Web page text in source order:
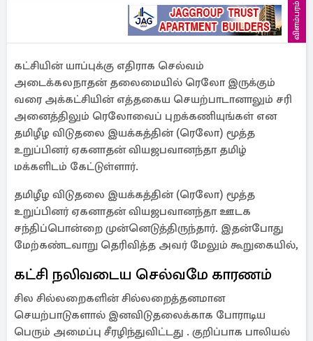
விளம்பரம்
கட்சியின் யாப்புக்கு எதிராக செல்வம்
அடைக்கலநாதன் தலைமையில் ரெலோ இருக்கும்
வரை அக்கட்சியின் எத்தகைய செயற்பாடானாலும் சரி
அனைத்திலும் ரெலோவைப் புறக்கணியுங்கள் என
தமிழீழ விடுதலை இயக்கத்தின் (ரெலோ) மூத்த
உறுப்பினர் ஏகனாதன் வியஜபவானந்தா தமிழ்
மக்களிடம் கேட்டுள்ளார்.
தமிழீழ விடுதலை இயக்கத்தின் (ரெலோ) மூத்த
உறுப்பினர் ஏகனாதன் வியஜபவானந்தா ஊடக
சந்திப்பொன்றை முன்னெடுத்திருந்தார். இதன்போது
மேற்கண்டவாறு தெரிவித்த அவர் மேலும் கூறுகையில்,
கட்சி நலிவடைய செல்வமே காரணம்
சில சில்லறைகளின் சில்லறைத்தனமான
செயற்பாடுகளால் இனவிடுதலைக்காக போராடிய
பெரும் அமைப்பு சீரழிந்துவிட்டது . குறிப்பாக பாலியல்